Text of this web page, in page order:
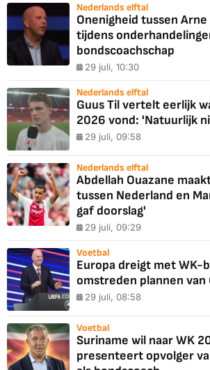
Nederlands elftal
Onenigheid tussen Arne
tijdens
bondscoachschap
29 juli, 10:30
Nederlands elftal
Guus Til vertelt eerlijk
2026 vond: 'Natuurlijk
29 juli, 09:58
Nederlands elftal
Abdellah Ouazane
tussen Nederland en
gaf doorslag'
29 juli, 09:29
Voetbal
Europa dreigt met WK-
omstreden plannen van
29 juli, 08:58
Voetbal
Suriname wil naar WK
presenteert opvolger